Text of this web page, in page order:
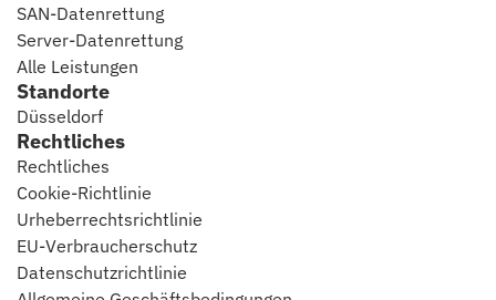
SAN-Datenrettung
Server-Datenrettung
Alle Leistungen
Standorte
Düsseldorf
Rechtliches
Rechtliches
Cookie-Richtlinie
Urheberrechtsrichtlinie
EU-Verbraucherschutz
Datenschutzrichtlinie